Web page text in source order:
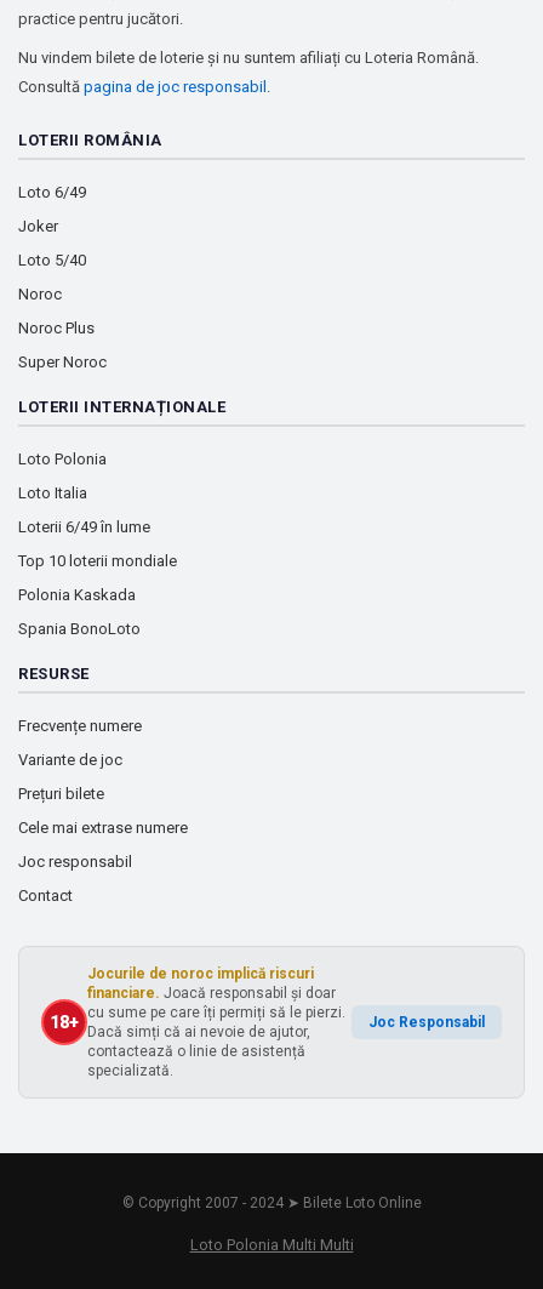
practice pentru jucători.
Nu vindem bilete de loterie și nu suntem afiliați cu Loteria Română.
Consultă pagina de joc responsabil
LOTERII ROMÂNIA
Loto 6/49
Joker
Loto 5/40
Noroc
Noroc Plus
Super Noroc
LOTERII INTERNAȚIONALE
Loto Polonia
Loto Italia
Loterii 6/49 în lume
Top 10 loterii mondiale
Polonia Kaskada
Spania BonoLoto
RESURSE
Frecvențe numere
Variante de joc
Prețuri bilete
Cele mai extrase numere
Joc responsabil
Contact
18+
Jocurile de noroc implică riscuri
financiare. Joacă responsabil și doar
cu sume pe care îți permiți să le pierzi.
Dacă simți că ai nevoie de ajutor,
contactează o linie de asistență
specializată.
Joc Responsabil
© Copyright 2007 - 2024 ➤ Bilete Loto Online
Loto Polonia Multi Multi